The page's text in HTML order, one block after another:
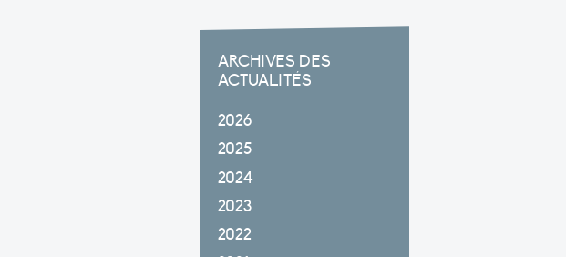
ARCHIVES DES
ACTUALITÉS
2026
2025
2024
2023
2022